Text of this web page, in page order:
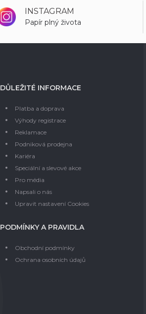
INSTAGRAM
Papír plný života
DŮLEŽITÉ INFORMACE
Platba a doprava
Výhody registrace
Reklamace
Podniková prodejna
Kariéra
Speciální a slevové akce
Pro média
Napsali o nás
Upravit nastavení Cookies
PODMÍNKY A PRAVIDLA
Obchodní podmínky
Ochrana osobních údajů